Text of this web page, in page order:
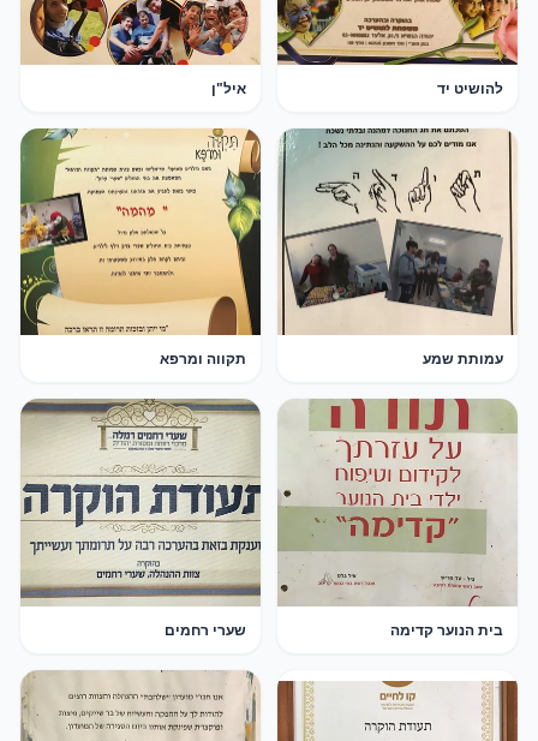
להושיט יד איל"ן
עמותת שמע תקווה ומרפא
בית הנוער קדימה שערי רחמים